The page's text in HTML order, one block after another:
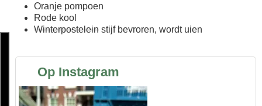
Oranje pompoen
Rode kool
Winterpostelein stijf bevroren, wordt uien
Op Instagram